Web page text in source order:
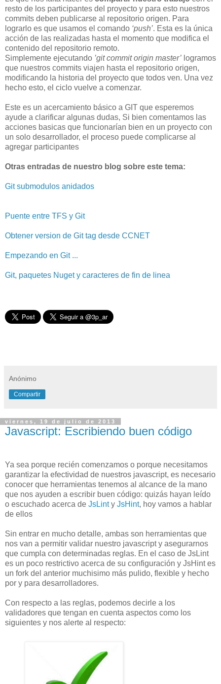
resto de los participantes del proyecto y para esto nuestros
commits deben publicarse al repositorio origen. Para
lograrlo es que usamos el comando ‘push’. Esta es la única
acción de las realizadas hasta el momento que modifica el
contenido del repositorio remoto.
Simplemente ejecutando ’git commit origin master’ logramos
que nuestros commits viajen hasta el repositorio origen,
modificando la historia del proyecto que todos ven. Una vez
hecho esto, el ciclo vuelve a comenzar.
Este es un acercamiento básico a GIT que esperemos
ayude a clarificar algunas dudas, Si bien comentamos las
acciones basicas que funcionarían bien en un proyecto con
un solo desarrollador, el proceso puede complicarse al
agregar participantes
Otras entradas de nuestro blog sobre este tema:
Git submodulos anidados
Puente entre TFS y Git
Obtener version de Git tag desde CCNET
Empezando en Git ...
Git, paquetes Nuget y caracteres de fin de linea
Anónimo
Compartir
viernes, 19 de julio de 2013
Javascript: Escribiendo buen código
Ya sea porque recién comenzamos o porque necesitamos
garantizar la efectividad de nuestros javascript, es necesario
conocer que herramientas tenemos al alcance de la mano
que nos ayuden a escribir buen código: quizás hayan leído
o escuchado acerca de JsLinty JsHint, hoy vamos a hablar
de ellos
Sin entrar en mucho detalle, ambas son herramientas que
nos van a permitir validar nuestro javascript y asegurarnos
que cumpla con determinadas reglas. En el caso de JsLint
es un poco restrictivo acerca de su configuración y JsHint es
un fork del anterior muchisimo más pulido, flexible y hecho
por y para desarrolladores.
Con respecto a las reglas, podemos decirle a los
validadores que tengan en cuenta aspectos como los
siguientes y nos alerte al respecto: